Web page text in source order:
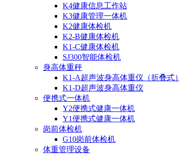
K4健康信息工作站
K3健康管理一体机
K2健康体检机
K2-B健康体检机
K1-C健康体检机
SJ300智能体检机
身高体重秤
K1-A超声波身高体重仪（折叠式）
K1-D超声波身高体重仪
便携式一体机
Y2便携式健康一体机
Y1便携式健康一体机
岗前体检机
G10岗前体检机
体重管理设备